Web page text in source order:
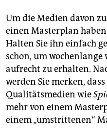
Um die Medien davon
einen Masterplan
Halten Sie ihn einfach
schon, um
aufrecht zu erhalten.
werden Sie merken,
Qualitätsmedien wieSp
mehr von einem
einem „umstrittenen“